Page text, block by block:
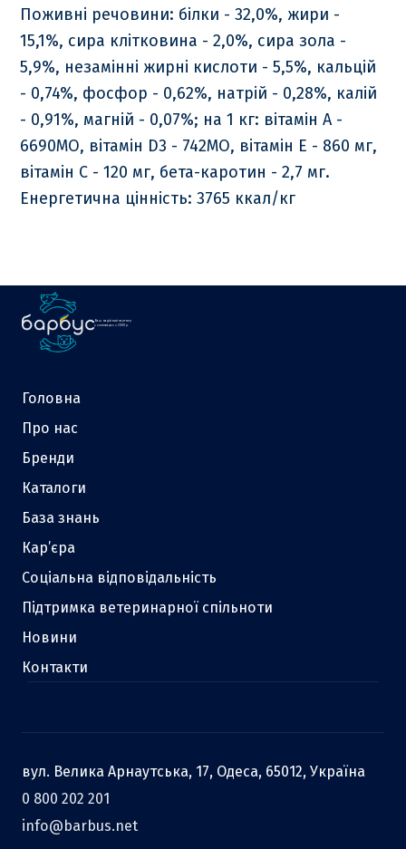
Поживні речовини: білки - 32,0%, жири -
15,1%, сира клітковина - 2,0%, сира зола -
5,9%, незамінні жирні кислоти - 5,5%, кальцій
- 0,74%, фосфор - 0,62%, натрій - 0,28%, калій
- 0,91%, магній - 0,07%; на 1 кг: вітамін A -
6690МО, вітамін D3 - 742МО, вітамін E - 860 мг,
вітамін C - 120 мг, бета-каротин - 2,7 мг.
Енергетична цінність: 3765 ккал/кг
Ваш надійний партнер
у зоотоварах з 2000 р.
Головна
Про нас
Бренди
Каталоги
База знань
Кар’єра
Соціальна відповідальність
Підтримка ветеринарної спільноти
Новини
Контакти
вул. Велика Арнаутська, 17, Одеса, 65012, Україна
0 800 202 201
info@barbus.net